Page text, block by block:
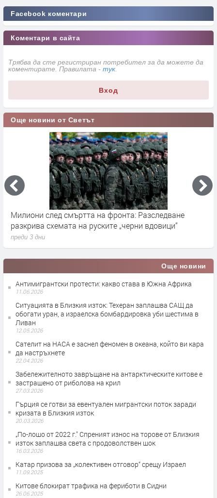
Facebook коментари
Коментари в сайта
Трябва да сте регистриран потребител за да можете да
коментирате. Правилата - тук
Вход
Още новини от Светът
Милиони след смъртта на фронта: Разследване
разкрива схемата на руските „черни вдовици“
преди 3 дни
Още новини
Антимигрантски протести: какво става в Южна Африка
11.06.2026
Ситуацията в Близкия изток: Техеран заплашва САЩ да
обогати уран, а израелска бомбардировка уби шестима в
Ливан
12.05.2026
Сателит на НАСА е заснел феномен в океана, който ви кара
да настръхнете
22.04.2026
Забележителното завръщане на антарктическите китове е
застрашено от риболова на крил
27.03.2026
Гърция се готви за евентуален мигрантски поток заради
кризата в Близкия изток
20.03.2026
„По-лошо от 2022 г." Спреният износ на торове от Близкия
изток заплашва света с продоволствен шок
16.03.2026
Катар призова за „колективен отговор“ срещу Израел
11.09.2025
Китове блокират трафика на фериботи в Сидни
26.06.2025